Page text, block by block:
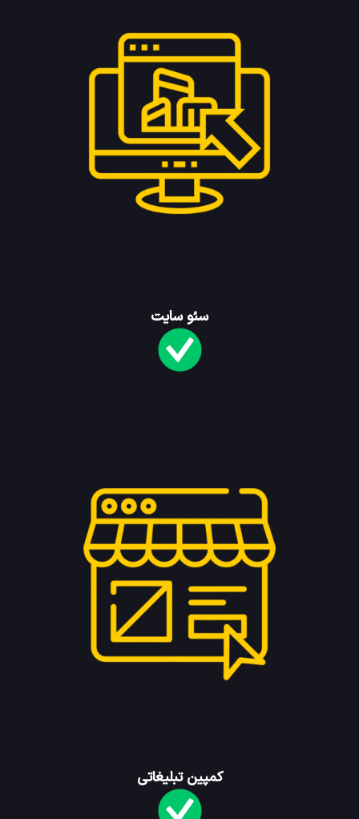
سئو سایت
کمپین تبلیغاتی